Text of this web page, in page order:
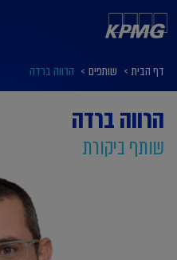
דף הבית > שותפים > הרווה ברדה
הרווה ברדה
שותף ביקורת